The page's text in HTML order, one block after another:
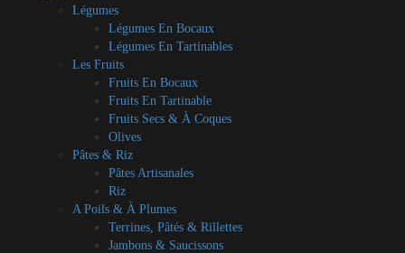
Légumes
Légumes En Bocaux
Légumes En Tartinables
Les Fruits
Fruits En Bocaux
Fruits En Tartinable
Fruits Secs & À Coques
Olives
Pâtes & Riz
Pâtes Artisanales
Riz
A Poils & À Plumes
Terrines, Pâtés & Rillettes
Jambons & Saucissons